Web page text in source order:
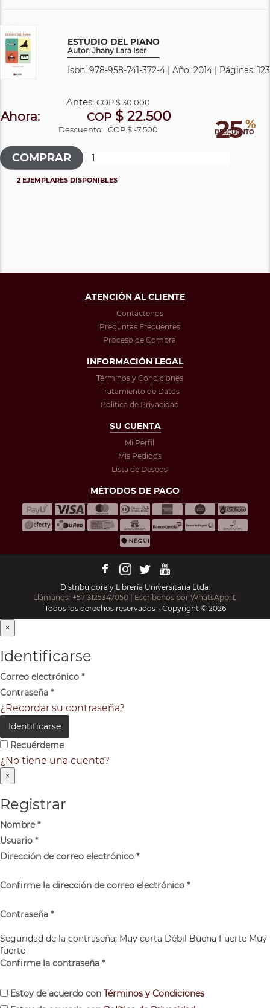
ESTUDIO DEL PIANO
Autor: Jhany Lara Iser
Isbn: 978-958-741-372-4 | Año: 2014 | Páginas: 123
25 %
DESCUENTO
Antes: COP$ 30.000
Ahora: COP $ 22.500
Descuento: COP $ -7.500
2 EJEMPLARES DISPONIBLES
ATENCIÓN AL CLIENTE
Contáctenos
Preguntas Frecuentes
Proceso de Compra
INFORMACIÓN LEGAL
Términos y Condiciones
Tratamiento de Datos
Política de Privacidad
SU CUENTA
Mi Perfil
Mis Pedidos
Lista de Deseos
MÉTODOS DE PAGO
Distribuidora y Librería Universitaria Ltda.
Llámanos: +57 3125347050 | Escríbenos por WhatsApp:
Todos los derechos reservados - Copyright © 2026
×
Identificarse
Correo electrónico *
Contraseña *
¿Recordar su contraseña?
Identificarse
Recuérdeme
¿No tiene una cuenta?
×
Registrar
Nombre*
Usuario *
Dirección de correo electrónico *
Confirme la dirección de correo electrónico *
Contraseña *
Seguridad de la contraseña: Muy corta Débil Buena Fuerte Muy
fuerte
Confirme la contraseña *
Estoy de acuerdo con Términos y Condiciones